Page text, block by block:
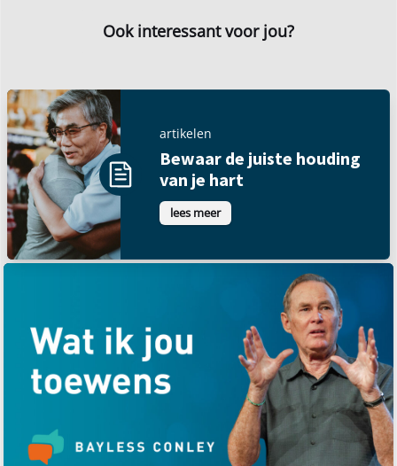
Ook interessant voor jou?
artikelen
Bewaar de juiste houding
van je hart
lees meer